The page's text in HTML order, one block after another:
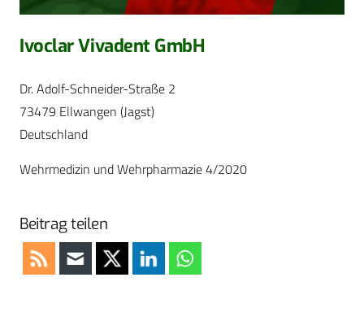
Ivoclar Vivadent GmbH
Dr. Adolf-Schneider-Straße 2
73479 Ellwangen (Jagst)
Deutschland
Wehrmedizin und Wehrpharmazie 4/2020
Beitrag teilen